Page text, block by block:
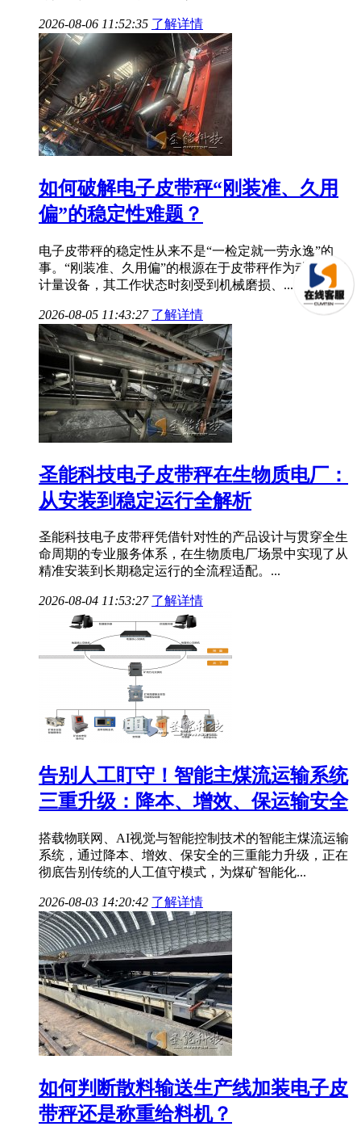
2026-08-06 11:52:35 了解详情
如何破解电子皮带秤“刚装准、久用
偏”的稳定性难题？
电子皮带秤的稳定性从来不是“一检定就一劳永逸”的
事。“刚装准、久用偏”的根源在于皮带秤作为动态连续
计量设备，其工作状态时刻受到机械磨损、...
2026-08-05 11:43:27 了解详情
圣能科技电子皮带秤在生物质电厂：
从安装到稳定运行全解析
圣能科技电子皮带秤凭借针对性的产品设计与贯穿全生
命周期的专业服务体系，在生物质电厂场景中实现了从
精准安装到长期稳定运行的全流程适配。...
2026-08-04 11:53:27 了解详情
告别人工盯守！智能主煤流运输系统
三重升级：降本、增效、保运输安全
搭载物联网、AI视觉与智能控制技术的智能主煤流运输
系统，通过降本、增效、保安全的三重能力升级，正在
彻底告别传统的人工值守模式，为煤矿智能化...
2026-08-03 14:20:42 了解详情
如何判断散料输送生产线加装电子皮
带秤还是称重给料机？